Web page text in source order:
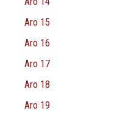
Aro 15
Aro 16
Aro 17
Aro 18
Aro 19